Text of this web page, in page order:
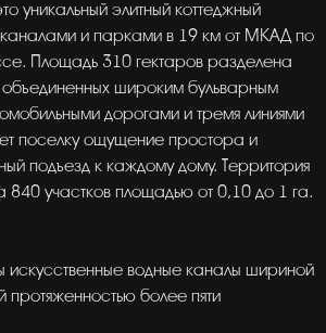
уникальный элитный коттеджный
и парками в 19 км от МКАД по
Площадь 310 гектаров разделена
широким бульварным
дорогами и тремя линиями
поселку ощущение простора и
подъезд к каждому дому. Территория
840 участков площадью от 0,10 до 1 га.
водные каналы шириной
более пяти